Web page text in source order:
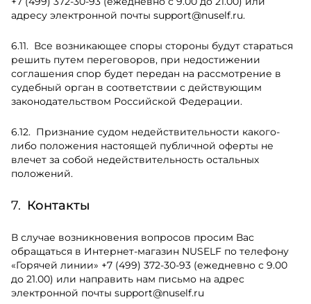
адресу электронной почты support@nuself.ru.
Все возникающее споры стороны будут стараться
решить путем переговоров, при недостижении
соглашения спор будет передан на рассмотрение в
судебный орган в соответствии с действующим
законодательством Российской Федерации.
Признание судом недействительности какого-
либо положения настоящей публичной оферты не
влечет за собой недействительность остальных
положений.
Контакты
В случае возникновения вопросов просим Вас
обращаться в Интернет-магазин NUSELF по телефону
«Горячей линии» +7 (499) 372-30-93 (ежедневно с 9.00
до 21.00) или направить нам письмо на адрес
электронной почты support@nuself.ru